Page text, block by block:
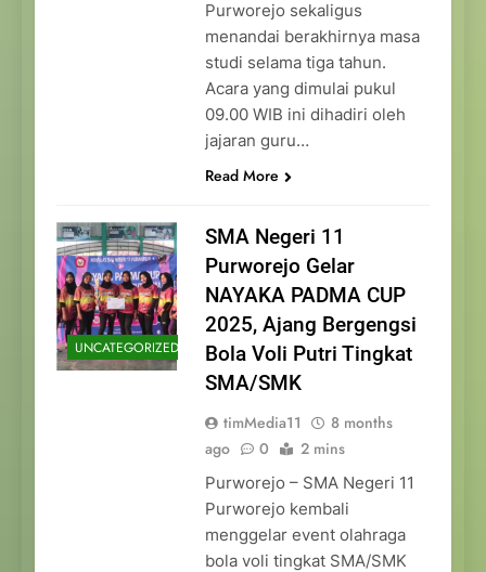
Purworejo sekaligus
menandai berakhirnya masa
studi selama tiga tahun.
Acara yang dimulai pukul
09.00 WIB ini dihadiri oleh
jajaran guru…
Read More
UNCATEGORIZED
SMA Negeri 11
Purworejo Gelar
NAYAKA PADMA CUP
2025, Ajang Bergengsi
Bola Voli Putri Tingkat
SMA/SMK
timMedia11
8 months
ago
0 2 mins
Purworejo – SMA Negeri 11
Purworejo kembali
menggelar event olahraga
bola voli tingkat SMA/SMK